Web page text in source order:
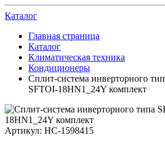
Каталог
Главная страница
Каталог
Климатическая техника
Кондиционеры
Сплит-система инверторного
SFTOI-18HN1_24Y комплект
Артикул: НС-1598415